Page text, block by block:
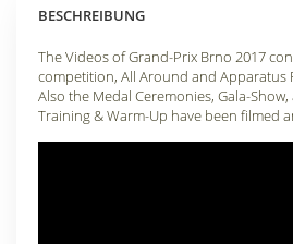
BESCHREIBUNG
The Videos of Grand-Prix Brno 2017
competition, All Around and Apparatus
Also the Medal Ceremonies, Gala-
Training & Warm-Up have been filmed